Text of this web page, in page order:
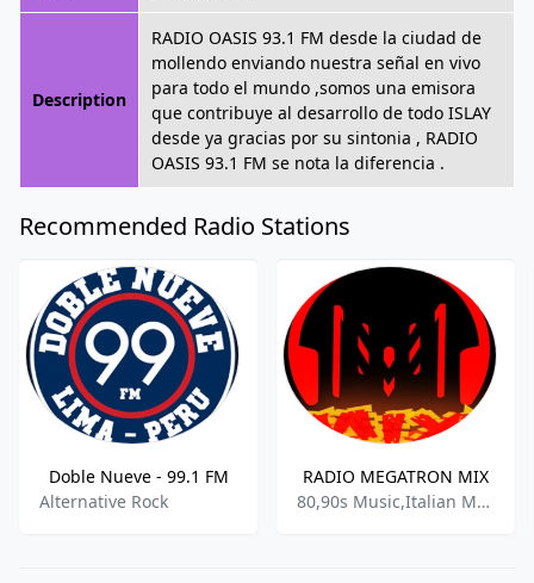
Description
RADIO OASIS 93.1 FM desde la ciudad de
mollendo enviando nuestra señal en vivo
para todo el mundo ,somos una emisora
que contribuye al desarrollo de todo ISLAY
desde ya gracias por su sintonia , RADIO
OASIS 93.1 FM se nota la diferencia .
Recommended Radio Stations
Doble Nueve - 99.1 FM
Alternative Rock
RADIO MEGATRON MIX
80,90s Music,Italian Music,